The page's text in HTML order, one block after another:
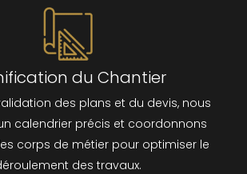
du Chantier
des plans et du devis, nous
calendrier précis et coordonnons
corps de métier pour optimiser le
des travaux.